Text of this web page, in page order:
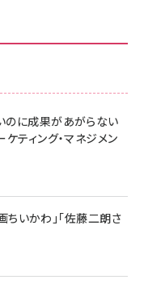
のに成果があがらない
ティング・マネジメン
ちいかわ」「佐藤二朗さ